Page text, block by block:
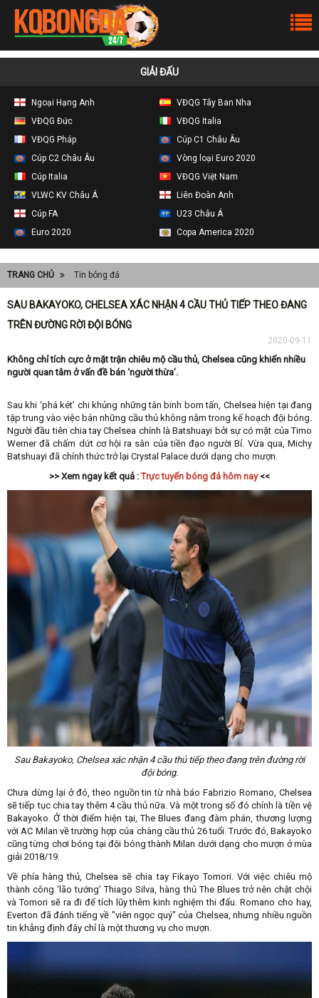
GIẢI ĐẤU
Ngoại Hạng Anh
VĐQG Tây Ban Nha
VĐQG Đức
VĐQG Italia
VĐQG Pháp
Cúp C1 Châu Âu
Cúp C2 Châu Âu
Vòng loại Euro 2020
Cúp Italia
VĐQG Việt Nam
VLWC KV Châu Á
Liên Đoàn Anh
Cúp FA
U23 Châu Á
Euro 2020
Copa America 2020
TRANG CHỦ Tin bóng đá
SAU BAKAYOKO, CHELSEA XÁC NHẬN 4 CẦU THỦ TIẾP THEO ĐANG
TRÊN ĐƯỜNG RỜI ĐỘI BÓNG
2020-09-11
Không chỉ tích cực ở mặt trận chiêu mộ cầu thủ, Chelsea cũng khiến nhiều
người quan tâm ở vấn đề bán ‘người thừa’.
Sau khi ‘phá két’ chi khủng những tân binh bom tấn, Chelsea hiện tại đang
tập trung vào việc bán những cầu thủ không nằm trong kế hoạch đội bóng.
Người đầu tiên chia tay Chelsea chính là Batshuayi bởi sự có mặt của Timo
Werner đã chấm dứt cơ hội ra sân của tiền đạo người Bỉ. Vừa qua, Michy
Batshuayi đã chính thức trở lại Crystal Palace dưới dạng cho mượn.
>> Xem ngay kết quả :Trực tuyến bóng đá hôm nay<<
Sau Bakayoko, Chelsea xác nhận 4 cầu thủ tiếp theo đang trên đường rời
đội bóng.
Chưa dừng lại ở đó, theo nguồn tin từ nhà báo Fabrizio Romano, Chelsea
sẽ tiếp tục chia tay thêm 4 cầu thủ nữa. Và một trong số đó chính là tiền vệ
Bakayoko. Ở thời điểm hiện tại, The Blues đang đàm phán, thương lượng
với AC Milan về trường hợp của chàng cầu thủ 26 tuổi. Trước đó, Bakayoko
cũng từng chơi bóng tại đội bóng thành Milan dưới dạng cho mượn ở mùa
giải 2018/19.
Về phía hàng thủ, Chelsea sẽ chia tay Fikayo Tomori. Với việc chiêu mộ
thành công ‘lão tướng’ Thiago Silva, hàng thủ The Blues trở nên chật chội
và Tomori sẽ ra đi để tích lũy thêm kinh nghiệm thi đấu. Romano cho hay,
Everton đã đánh tiếng về "viên ngọc quý" của Chelsea, nhưng nhiều nguồn
tin khẳng định đây chỉ là một thương vụ cho mượn.